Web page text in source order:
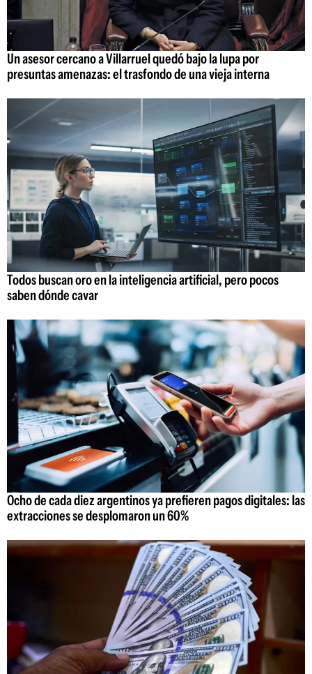
Un asesor cercano a Villarruel quedó bajo la lupa por
presuntas amenazas: el trasfondo de una vieja interna
Todos buscan oro en la inteligencia artificial, pero pocos
saben dónde cavar
Ocho de cada diez argentinos ya prefieren pagos digitales: las
extracciones se desplomaron un 60%